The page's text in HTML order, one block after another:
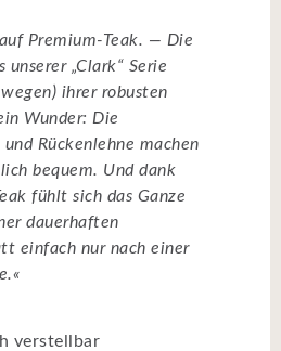
Premium-Teak. — Die
„Clark“ Serie
ihrer robusten
Wunder: Die
Rückenlehne machen
bequem. Und dank
fühlt sich das Ganze
dauerhaften
einfach nur nach einer
verstellbar